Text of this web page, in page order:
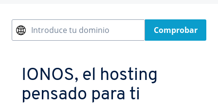
Introduce tu dominio Comprobar
IONOS, el hosting
pensado para ti